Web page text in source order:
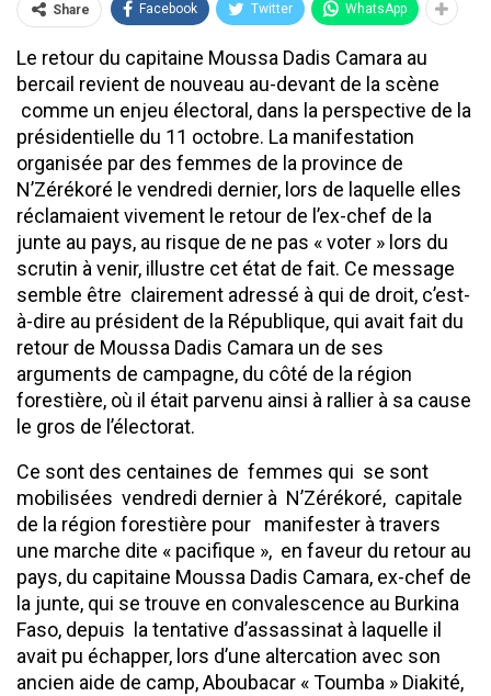
Share Facebook Twitter WhatsApp
Le retour du capitaine Moussa Dadis Camara au
bercail revient de nouveau au-devant de la scène
comme un enjeu électoral, dans la perspective de la
présidentielle du 11 octobre. La manifestation
organisée par des femmes de la province de
N’Zérékoré le vendredi dernier, lors de laquelle elles
réclamaient vivement le retour de l’ex-chef de la
junte au pays, au risque de ne pas « voter » lors du
scrutin à venir, illustre cet état de fait. Ce message
semble être clairement adressé à qui de droit, c’est-
à-dire au président de la République, qui avait fait du
retour de Moussa Dadis Camara un de ses
arguments de campagne, du côté de la région
forestière, où il était parvenu ainsi à rallier à sa cause
le gros de l’électorat.
Ce sont des centaines de femmes qui se sont
mobilisées vendredi dernier à N’Zérékoré, capitale
de la région forestière pour manifester à travers
une marche dite « pacifique », en faveur du retour au
pays, du capitaine Moussa Dadis Camara, ex-chef de
la junte, qui se trouve en convalescence au Burkina
Faso, depuis la tentative d’assassinat à laquelle il
avait pu échapper, lors d’une altercation avec son
ancien aide de camp, Aboubacar « Toumba » Diakité,